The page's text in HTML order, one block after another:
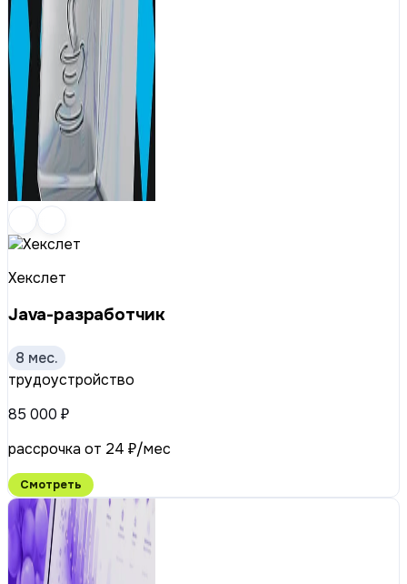
Хекслет
Java-разработчик
8 мес.
трудоустройство
85 000 ₽
рассрочка от 24 ₽/мес
Смотреть